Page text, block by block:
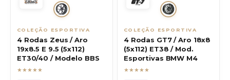
COLEÇÃO ESPORTIVA
4 Rodas Zeus / Aro
19x8.5 E 9.5 (5x112)
ET30/40 / Modelo BBS
★★★★★
COLEÇÃO ESPORTIVA
4 Rodas GT7 / Aro 18x8
(5x112) ET38 / Mod.
Esportivas BMW M4
★★★★★